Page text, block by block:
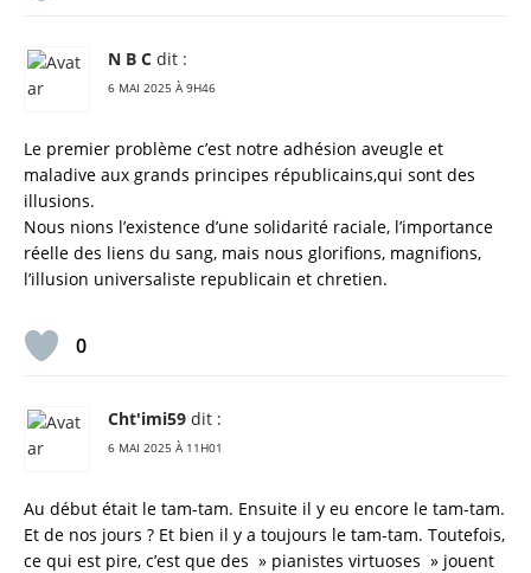
N B C dit :
6 MAI 2025 À 9H46
Le premier problème c’est notre adhésion aveugle et
maladive aux grands principes républicains,qui sont des
illusions.
Nous nions l’existence d’une solidarité raciale, l’importance
réelle des liens du sang, mais nous glorifions, magnifions,
l’illusion universaliste republicain et chretien.
0
Cht'imi59 dit :
6 MAI 2025 À 11H01
Au début était le tam-tam. Ensuite il y eu encore le tam-tam.
Et de nos jours ? Et bien il y a toujours le tam-tam. Toutefois,
ce qui est pire, c’est que des » pianistes virtuoses » jouent